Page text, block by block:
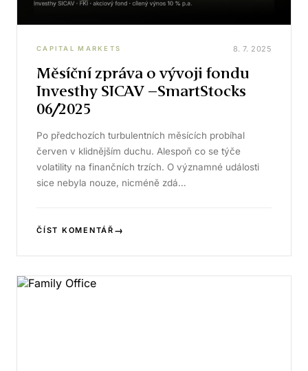
CAPITAL MARKETS 8. 7. 2025
Měsíční zpráva o vývoji fondu
Investhy SICAV –SmartStocks
06/2025
Po předchozích turbulentních měsících probíhal
červen v klidnějším duchu. Alespoň co se týče
volatility na finančních trzích. O významné události
sice nebyla nouze, nicméně zdá…
ČÍST KOMENTÁŘ →